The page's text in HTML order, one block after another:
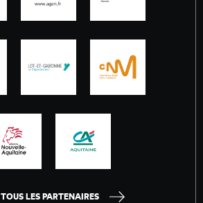
TOUS LES PARTENAIRES